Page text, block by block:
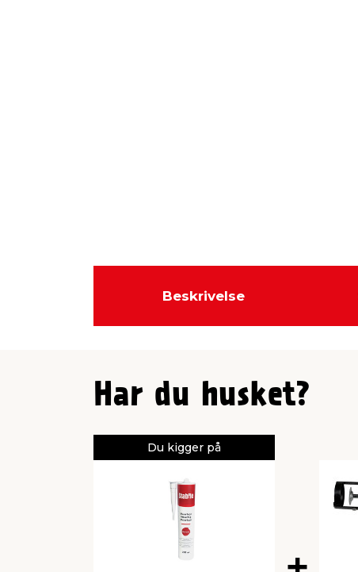
Beskrivelse
Har du husket?
Du kigger på